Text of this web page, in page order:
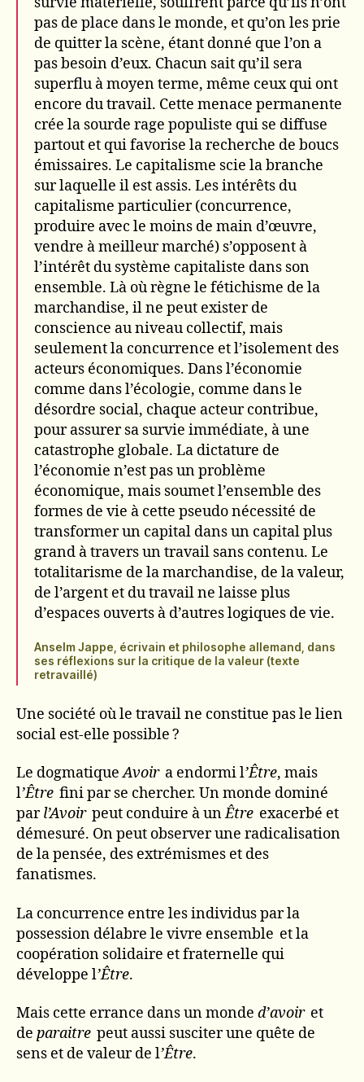
pas de place dans le monde, et qu’on les prie
de quitter la scène, étant donné que l’on a
pas besoin d’eux. Chacun sait qu’il sera
superflu à moyen terme, même ceux qui ont
encore du travail. Cette menace permanente
crée la sourde rage populiste qui se diffuse
partout et qui favorise la recherche de boucs
émissaires. Le capitalisme scie la branche
sur laquelle il est assis. Les intérêts du
capitalisme particulier (concurrence,
produire avec le moins de main d’œuvre,
vendre à meilleur marché) s’opposent à
l’intérêt du système capitaliste dans son
ensemble. Là où règne le fétichisme de la
marchandise, il ne peut exister de
conscience au niveau collectif, mais
seulement la concurrence et l’isolement des
acteurs économiques. Dans l’économie
comme dans l’écologie, comme dans le
désordre social, chaque acteur contribue,
pour assurer sa survie immédiate, à une
catastrophe globale. La dictature de
l’économie n’est pas un problème
économique, mais soumet l’ensemble des
formes de vie à cette pseudo nécessité de
transformer un capital dans un capital plus
grand à travers un travail sans contenu. Le
totalitarisme de la marchandise, de la valeur,
de l’argent et du travail ne laisse plus
d’espaces ouverts à d’autres logiques de vie.
Anselm Jappe, écrivain et philosophe allemand, dans
ses réflexions sur la critique de la valeur (texte
retravaillé)
Une société où le travail ne constitue pas le lien
social est-elle possible ?
Le dogmatiqueAvoira endormi l’Être, mais
l’Être fini par se chercher. Un monde dominé
parl’Avoirpeut conduire à unÊtre exacerbé et
démesuré. On peut observer une radicalisation
de la pensée, des extrémismes et des
fanatismes.
La concurrence entre les individus par la
possession délabre le vivre ensemble et la
coopération solidaire et fraternelle qui
développe l’Être.
Mais cette errance dans un monde d’avoiret
de paraitre peut aussi susciter une quête de
sens et de valeur de l’Être.